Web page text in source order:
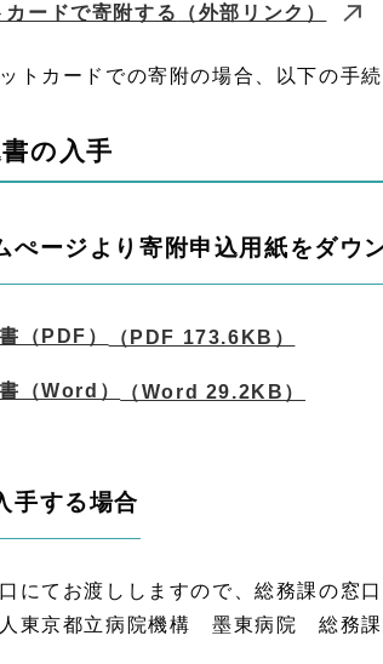
カードで寄附する （外部リンク）
トカードでの寄附の場合、以下の手続
の入手
ぺージより寄附申込用紙をダウ
（PDF） （PDF 173.6KB）
（Word） （Word 29.2KB）
手する場合
にてお渡ししますので、総務課の窓
東京都立病院機構 墨東病院 総務課